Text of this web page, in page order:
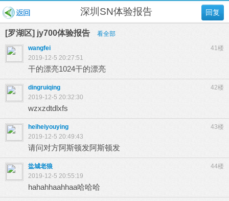
回复
深圳SN体验报告
[罗湖区] jy700体验报告
看全部
41楼
wangfei
2019-12-5 20:27:51
干的漂亮1024干的漂亮
42楼
dingruiqing
2019-12-5 20:32:30
wzxzdtdlxfs
43楼
heiheiyouying
2019-12-5 20:49:43
请问对方阿斯顿发阿斯顿发
44楼
盐城老狼
2019-12-5 20:55:19
hahahhaahhaa哈哈哈